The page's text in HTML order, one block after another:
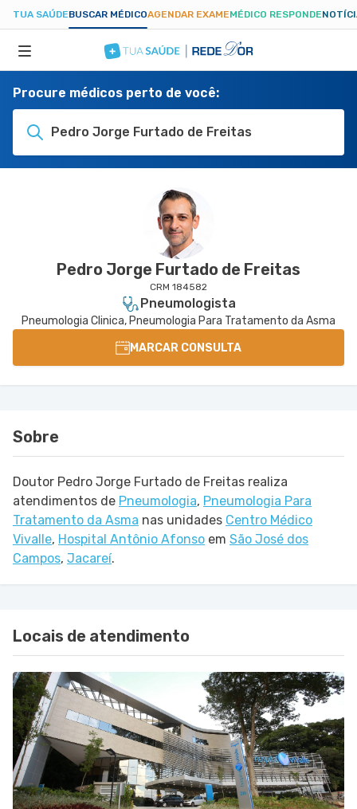
TUA SAÚDEBUSCAR MÉDICOAGENDAR EXAMEMÉDICO RESPONDE
ESPECIALIDADES
Procure médicos perto de você:
Pedro Jorge Furtado de Freitas
Pedro Jorge Furtado de Freitas
CRM 184582
Pneumologista
Pneumologia Clinica, Pneumologia Para Tratamento da Asma
MARCAR CONSULTA
Sobre
Doutor Pedro Jorge Furtado de Freitas realiza
atendimentos de Pneumologia, Pneumologia Para
Tratamento da Asma nas unidades Centro Médico
Vivalle, Hospital Antônio Afonso em São José dos
Campos, Jacareí.
Locais de atendimento